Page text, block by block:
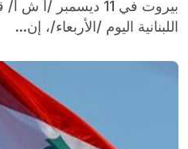
بيروت في 11 ديسمبر /أ ش أ/ قالت وزارة الصحة العامة
اللبنانية اليوم /الأربعاء/، إن...